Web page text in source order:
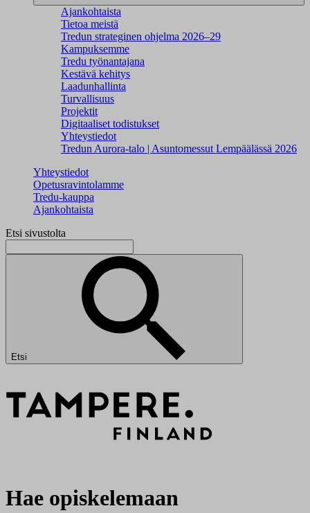
Ajankohtaista
Tietoa meistä
Tredun strateginen ohjelma 2026–29
Kampuksemme
Tredu työnantajana
Kestävä kehitys
Laadunhallinta
Turvallisuus
Projektit
Digitaaliset todistukset
Yhteystiedot
Tredun Aurora-talo | Asuntomessut Lempäälässä 2026
Yhteystiedot
Opetusravintolamme
Tredu-kauppa
Ajankohtaista
Etsi sivustolta
Etsi
Hae opiskelemaan